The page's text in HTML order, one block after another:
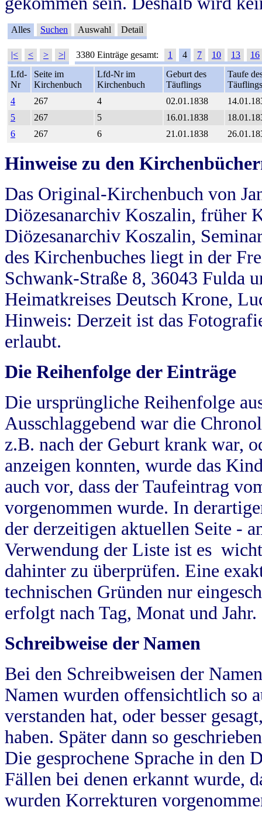
Alles Suchen Auswahl Detail
|< < > >| 3380 Einträge gesamt: 1 4 7 10 13
16
Lfd-
Nr
Seite im
Kirchenbuch
Lfd-Nr im
Kirchenbuch
Geburt des
Täuflings
Taufe
Täuflings
4
267 4 02.01.1838
5
267 5 16.01.1838
6
267 6 21.01.1838
Hinweise zu den
Das Original-Kirchenbuch von
Diözesanarchiv Koszalin, früher
Diözesanarchiv Koszalin,
des Kirchenbuches liegt in der
Schwank-Straße 8, 36043 Fulda
Heimatkreises Deutsch Krone,
Hinweis: Derzeit ist das
erlaubt.
Die Reihenfolge der Einträge
Die ursprüngliche Reihenfolge
Ausschlaggebend war die
z.B. nach der Geburt krank war,
anzeigen konnten, wurde das
auch vor, dass der Taufeintrag
vorgenommen wurde. In
der derzeitigen aktuellen Seite -
Verwendung der Liste ist es
dahinter zu überprüfen. Eine
technischen Gründen nur
erfolgt nach Tag, Monat und Jahr.
Schreibweise der Namen
Bei den Schreibweisen der
Namen wurden offensichtlich so
verstanden hat, oder besser
haben. Später dann so
Die gesprochene Sprache in
Fällen bei denen erkannt wurde,
wurden Korrekturen